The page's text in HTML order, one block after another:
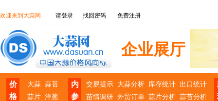
欢迎来到大蒜网 请登录 找回密码 免费注册
企业展厅
价
格
大蒜 蒜苔
蒜片 洋葱
内
参
交易提示 大蒜分析 库存统计 出口统计
苗情调研 外贸订单 蒜片分析 蒜苔分析